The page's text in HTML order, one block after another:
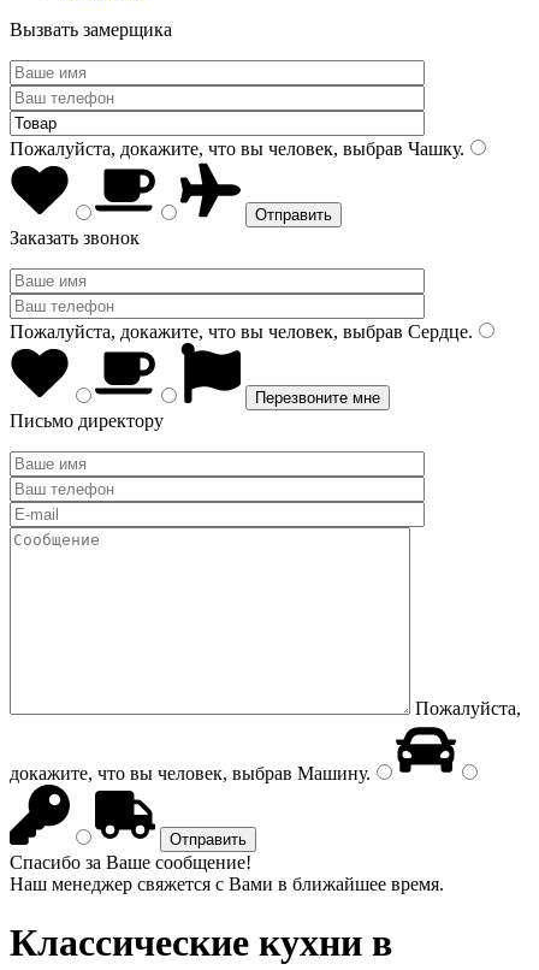
Вызвать замерщика
Пожалуйста, докажите, что вы человек, выбрав Чашку.
Заказать звонок
Пожалуйста, докажите, что вы человек, выбрав Сердце.
Письмо директору
Пожалуйста,
докажите, что вы человек, выбрав Машину.
Спасибо за Ваше сообщение!
Наш менеджер свяжется с Вами в ближайшее время.
Классические кухни в